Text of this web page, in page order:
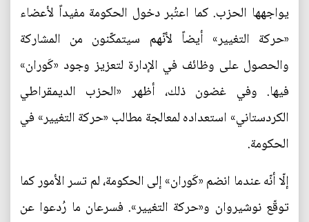
يواجهها الحزب. كما اعتُبر دخول الحكومة مفيداً لأعضاء
«حركة التغيير» أيضاً لأنّهم سيتمكّنون من المشاركة
والحصول على وظائف في الإدارة لتعزيز وجود «كَوران»
فيها. وفي غضون ذلك، أظهر «الحزب الديمقراطي
الكردستاني» استعداده لمعالجة مطالب «حركة التغيير» في
الحكومة.
إلّا أنّه عندما انضم «كَوران» إلى الحكومة، لم تسر الأمور كما
توقّع نوشيروان و«حركة التغيير». فسرعان ما رُدعوا عن